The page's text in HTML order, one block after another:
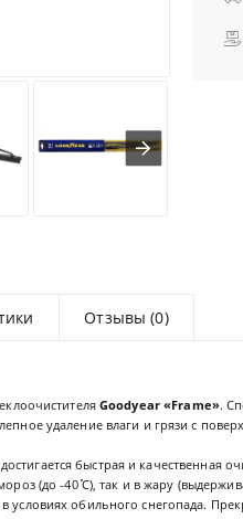
Отзывы (0)
Goodyear «Frame».
удаление влаги и грязи с
быстрая и качественная
(до -40 ̊С), так и в жару
условиях обильного снегопада.